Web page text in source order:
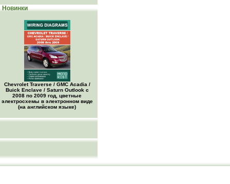
Новинки
Chevrolet Traverse / GMC Acadia /
Buick Enclave / Saturn Outlook с
2008 по 2009 год, цветные
электросхемы в электронном виде
(на английском языке)